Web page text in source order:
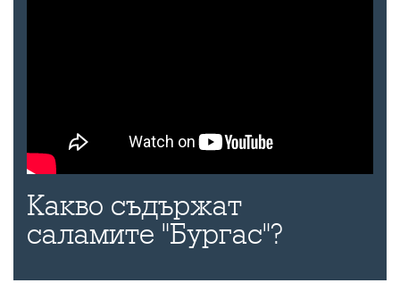
Какво съдържат
саламите "Бургас"?